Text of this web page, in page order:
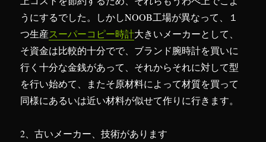
うにするでした。しかしNOOB工場が異なって、１
つ生産スーパーコピー時計大きいメーカーとして、
そ資金は比較的十分でで、ブランド腕時計を買いに
行く十分な金銭があって、それからそれに対して型
を行い始めて、またそ原材料によって材質を買って
同様にあるいは近い材料が似せて作りに行きます。
2、古いメーカー、技術があります